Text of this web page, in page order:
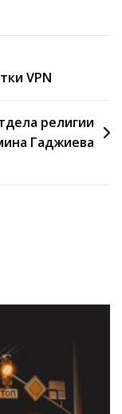
VPN
религии
Гаджиева